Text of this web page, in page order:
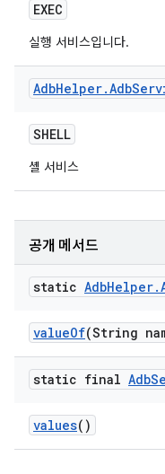
EXEC
실행 서비스입니다.
AdbHelper.Adb
SHELL
셸 서비스
공개 메서드
static AdbHelper.
valueOf(String
static final Adb
values()